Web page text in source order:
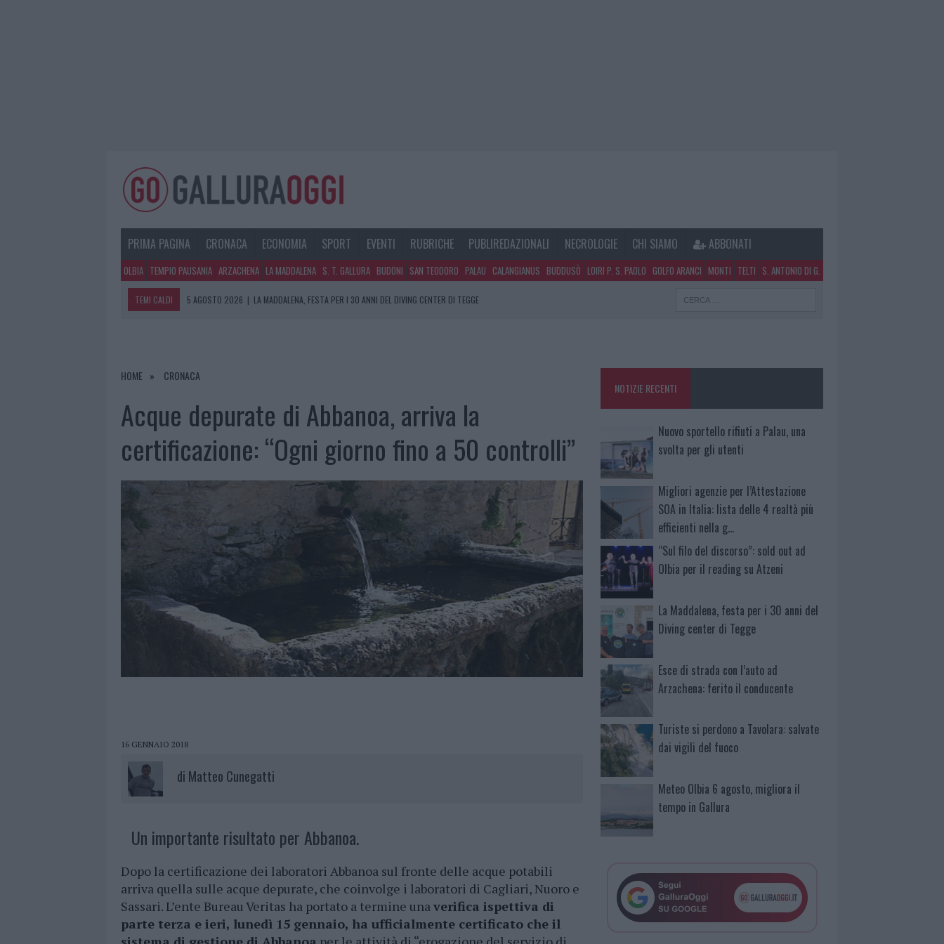
PRIMA PAGINA CRONACA ECONOMIA SPORT EVENTI RUBRICHE PUBLIREDAZIONALI NECROLOGIE CHI SIAMO ABBONATI
OLBIA TEMPIO PAUSANIA ARZACHENA LA MADDALENA S. T. GALLURA BUDONI SAN TEODORO PALAU CALANGIANUS BUDDUSÒ LOIRI P. S. PAOLO GOLFO ARANCI MONTI TELTI S. ANTONIO DI G.
TEMI CALDI 5 AGOSTO 2026 | LA MADDALENA, FESTA PER I 30 ANNI DEL DIVING CENTER DI TEGGE
5 AGOSTO 2026 | “SUL FILO DEL DISCORSO”: SOLD OUT AD OLBIA PER IL READING SU ATZENI
HOME CRONACA
Acque depurate di Abbanoa, arriva la
certificazione: “Ogni giorno fino a 50 controlli”
16 GENNAIO 2018
di Matteo Cunegatti
Un importante risultato per Abbanoa.
Dopo la certificazione dei laboratori Abbanoa sul fronte delle acque potabili
arriva quella sulle acque depurate, che coinvolge i laboratori di Cagliari, Nuoro e
Sassari. L’ente Bureau Veritas ha portato a termine unaverifica ispettiva di
parte terza e ieri, lunedì 15 gennaio, ha ufficialmente certificato che il
NOTIZIE RECENTI
Nuovo sportello rifiuti a Palau, una
svolta per gli utenti
Migliori agenzie per l’Attestazione
SOA in Italia: lista delle 4 realtà più
efficienti nella g…
“Sul filo del discorso”: sold out ad
Olbia per il reading su Atzeni
La Maddalena, festa per i 30 anni del
Diving center di Tegge
Esce di strada con l’auto ad
Arzachena: ferito il conducente
Turiste si perdono a Tavolara: salvate
dai vigili del fuoco
Meteo Olbia 6 agosto, migliora il
tempo in Gallura